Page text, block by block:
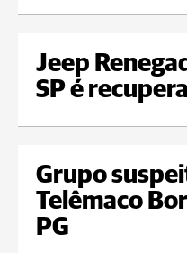
Jeep
SP é
Grupo
Telêmaco
PG